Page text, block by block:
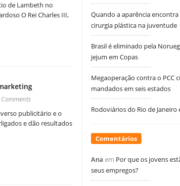
de Lambeth no
O Rei Charles III,
Comments
publicitário e o
e dão resultados
Quando a aparência
cirurgia plástica na juventude
Brasil é eliminado pela
jejum em Copas
Megaoperação contra o PCC
mandados em seis estados
Rodoviários do Rio de
Comentários
Ana em Por que os jovens
seus empregos?